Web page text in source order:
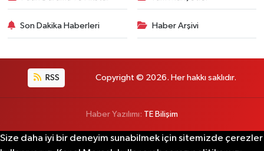
Son Dakika Haberleri Haber Arşivi
RSS Copyright © 2026. Her hakkı saklıdır.
Haber Yazılımı: TE Bilişim
Size daha iyi bir deneyim sunabilmek için sitemizde çerezler
YAŞAM